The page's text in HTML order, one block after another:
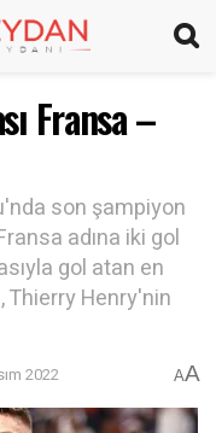
Fransa –
son şampiyon
adına iki gol
gol atan en
Thierry Henry'nin
2022 AA